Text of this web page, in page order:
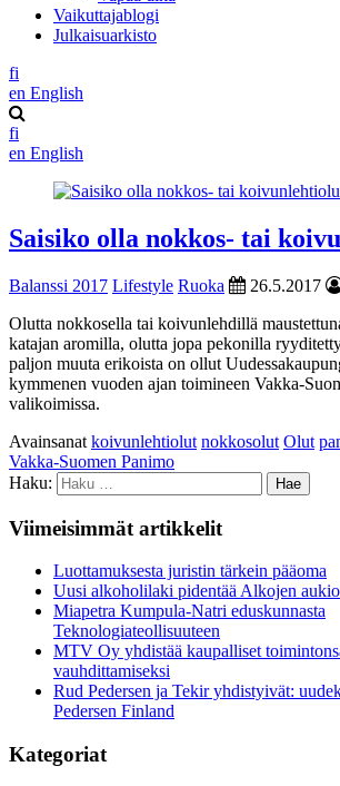
Vaikuttajablogi
Julkaisuarkisto
fi
en English
fi
en English
Saisiko olla nokkos- tai
Balanssi 2017 Lifestyle Ruoka 26.5.2017
Olutta nokkosella tai koivunlehdillä
katajan aromilla, olutta jopa pekonilla
paljon muuta erikoista on ollut
kymmenen vuoden ajan toimineen Vakka-
valikoimissa.
Avainsanat koivunlehtiolut nokkosolut Olut
Vakka-Suomen Panimo
Haku:
Viimeisimmät artikkelit
Luottamuksesta juristin tärkein pääoma
Uusi alkoholilaki pidentää Alkojen
Miapetra Kumpula-Natri eduskunnasta
Teknologiateollisuuteen
MTV Oy yhdistää kaupalliset
vauhdittamiseksi
Rud Pedersen ja Tekir yhdistyivät:
Pedersen Finland
Kategoriat